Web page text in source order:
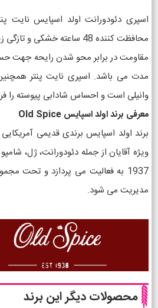
محافظت کننده 48 ساعته خشکی
مقاومت در برابر محو شدن رایحه جهت
مدت می باشد. اسپری نایت پنتر
وانیلی است و احساس شادابی پیوسته را
معرفی برند اولد اسپایس Old Spice
برند اولد اسپایس برندی قدیمی
ویژه آقایان از جمله دئودورانت، ژل،
1937 به فعالیت می پردازد و تحت
مدیریت می شود.
محصولات دیگر این برند